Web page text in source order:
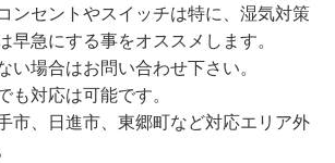
ンセントやスイッチは特に、湿気対策
早急にする事をオススメします。
い場合はお問い合わせ下さい。
も対応は可能です。
市、日進市、東郷町など対応エリア外